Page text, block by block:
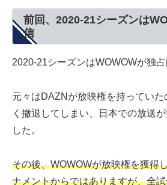
前回、2020-21シーズンは
信
2020-21シーズンはWOWOWが独占
元々はDAZNが放映権を持ってい
く撤退してしまい、日本での放送
した。
その後、WOWOWが放映権を獲得
ナメントからではありますが、全